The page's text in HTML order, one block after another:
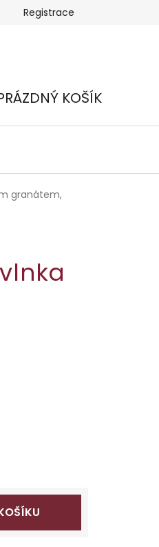
Registrace
KOŠÍK
granátem,